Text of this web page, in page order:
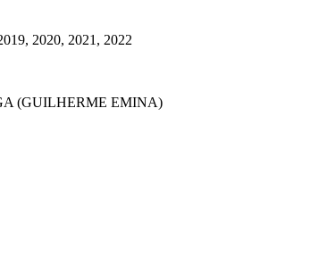
2020, 2021, 2022
(GUILHERME EMINA)